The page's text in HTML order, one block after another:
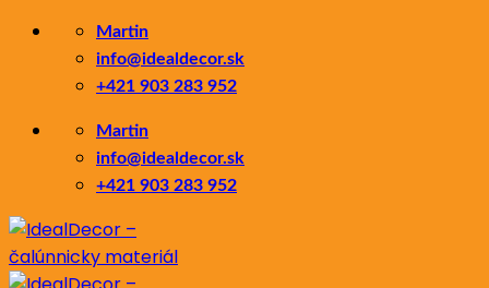
Skip
content
Martin
info@idealdecor.sk
+421 903 283 952
Martin
info@idealdecor.sk
+421 903 283 952